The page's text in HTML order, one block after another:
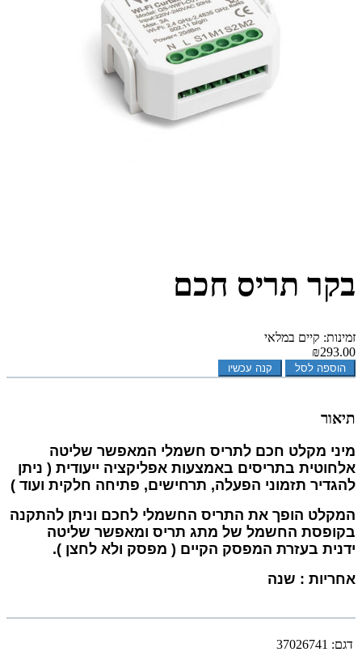
בקר תריס חכם
זמינות: קיים במלאי
₪293.00
הוספה לסל קנה עכשיו
תיאור
מיני מקלט חכם לתריס חשמלי המאפשר שליטה
אלחוטית בתריסים באמצעות אפליקציה ייעודית ( ניתן
להגדיר תזמוני הפעלה, תרחישים, פתיחה חלקית ועוד )
המקלט הופך את התריס החשמלי לחכם וניתן להתקנה
בקופסת החשמל של מתג תריס ומאפשר שליטה
ידנית בעזרת המפסק הקיים ( מפסק ולא לחצן ).
אחריות : שנה
דגם: 37026741